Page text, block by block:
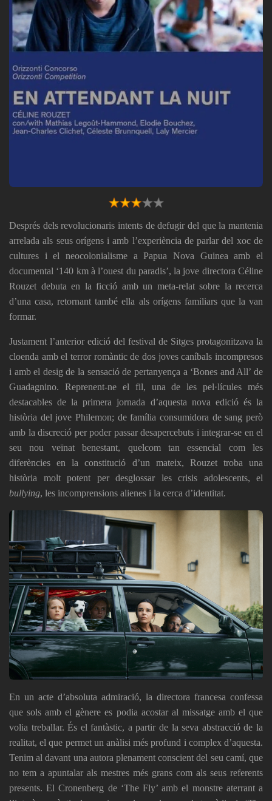
Després dels revolucionaris intents de defugir del que la mantenia
arrelada als seus orígens i amb l’experiència de parlar del xoc de
cultures i el neocolonialisme a Papua Nova Guinea amb el
documental ‘140 km à l’ouest du paradis’, la jove directora Céline
Rouzet debuta en la ficció amb un meta-relat sobre la recerca
d’una casa, retornant també ella als orígens familiars que la van
formar.
Justament l’anterior edició del festival de Sitges protagonitzava la
cloenda amb el terror romàntic de dos joves caníbals incompresos
i amb el desig de la sensació de pertanyença a ‘Bones and All’ de
Guadagnino. Reprenent-ne el fil, una de les pel·lícules més
destacables de la primera jornada d’aquesta nova edició és la
història del jove Philemon; de família consumidora de sang però
amb la discreció per poder passar desapercebuts i integrar-se en el
seu nou veïnat benestant, quelcom tan essencial com les
diferències en la constitució d’un mateix, Rouzet troba una
història molt potent per desglossar les crisis adolescents, el
bullying, les incomprensions alienes i la cerca d’identitat.
En un acte d’absoluta admiració, la directora francesa confessa
que sols amb el gènere es podia acostar al missatge amb el que
volia treballar. És el fantàstic, a partir de la seva abstracció de la
realitat, el que permet un anàlisi més profund i complex d’aquesta.
Tenim al davant una autora plenament conscient del seu camí, que
no tem a apuntalar als mestres més grans com als seus referents
presents. El Cronenberg de ‘The Fly’ amb el monstre aterrant a